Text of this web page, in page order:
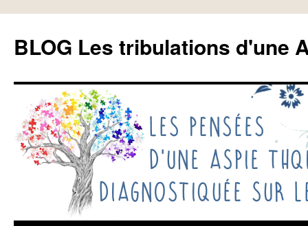
contenu
BLOG Les tribulations d'une